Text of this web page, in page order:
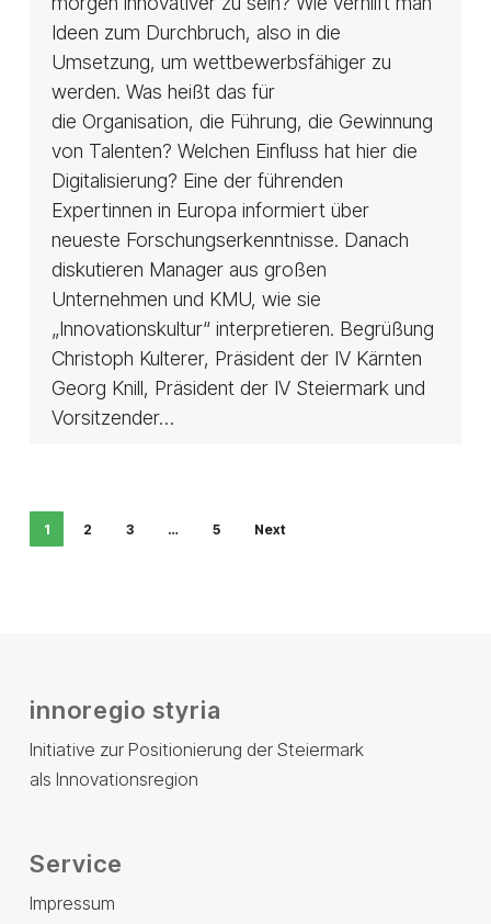
Ideen zum Durchbruch, also in die
Umsetzung, um wettbewerbsfähiger zu
werden. Was heißt das für
die Organisation, die Führung, die Gewinnung
von Talenten? Welchen Einfluss hat hier die
Digitalisierung? Eine der führenden
Expertinnen in Europa informiert über
neueste Forschungserkenntnisse. Danach
diskutieren Manager aus großen
Unternehmen und KMU, wie sie
„Innovationskultur“ interpretieren. Begrüßung
Christoph Kulterer, Präsident der IV Kärnten
Georg Knill, Präsident der IV Steiermark und
Vorsitzender…
1 2 3 … 5 Next
innoregio styria
Initiative zur Positionierung der Steiermark
als Innovationsregion
Service
Impressum